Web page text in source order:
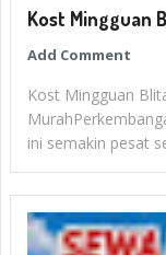
Kost Mingguan
Add Comment
Kost Mingguan
ini semakin pesat